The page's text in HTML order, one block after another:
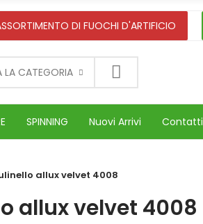
DI FUOCHI D'ARTIFICIO
LA CATEGORIA
SPINNING Nuovi Arrivi Contatti
allux velvet 4008
allux velvet 4008